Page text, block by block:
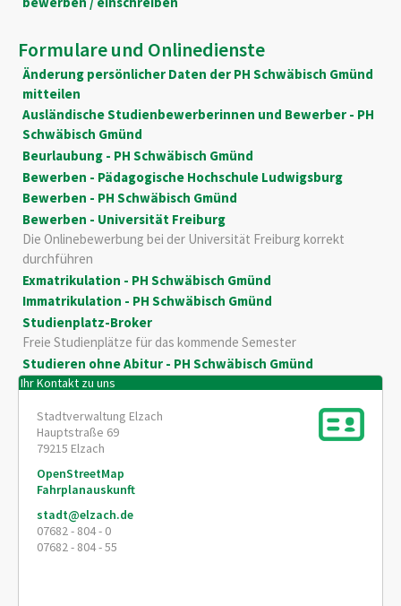
Formulare und Onlinedienste
Änderung persönlicher Daten der PH Schwäbisch Gmünd
mitteilen
Ausländische Studienbewerberinnen und Bewerber - PH
Schwäbisch Gmünd
Beurlaubung - PH Schwäbisch Gmünd
Bewerben - Pädagogische Hochschule Ludwigsburg
Bewerben - PH Schwäbisch Gmünd
Bewerben - Universität Freiburg
Die Onlinebewerbung bei der Universität Freiburg korrekt
durchführen
Exmatrikulation - PH Schwäbisch Gmünd
Immatrikulation - PH Schwäbisch Gmünd
Studienplatz-Broker
Freie Studienplätze für das kommende Semester
Studieren ohne Abitur - PH Schwäbisch Gmünd
Ihr Kontakt zu uns
Stadtverwaltung Elzach
Hauptstraße 69
79215 Elzach
OpenStreetMap
Fahrplanauskunft
stadt@elzach.de
07682 - 804 - 0
07682 - 804 - 55